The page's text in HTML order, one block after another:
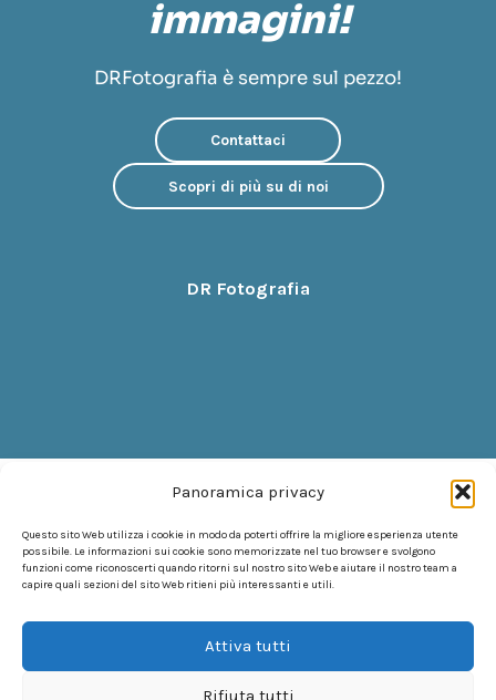
Panoramica privacy
Questo sito Web utilizza i cookie in modo da poterti offrire la migliore esperienza utente
possibile. Le informazioni sui cookie sono memorizzate nel tuo browser e svolgono
funzioni come riconoscerti quando ritorni sul nostro sito Web e aiutare il nostro team a
capire quali sezioni del sito Web ritieni più interessanti e utili.
Attiva tutti
immagini!
DRFotografia è sempre sul pezzo!
Contattaci
Scopri di più su di noi
DR Fotografia